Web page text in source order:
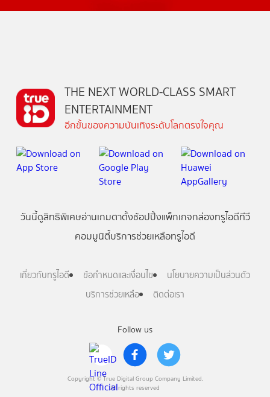
Follow us
Copyright © True Digital Group Company Limited.
All rights reserved
THE NEXT WORLD-CLASS SMART
ENTERTAINMENT
อีกขั้นของความบันเทิงระดับโลกตรงใจคุณ
วันนี้ดูสิทธิพิเศษอ่านเกมตาตั้งช้อปปิ้งแพ็กเกจกล่องทรูไอดีทีวี
คอมมูนิตี้บริการช่วยเหลือทรูไอดี
เกี่ยวกับทรูไอดี ข้อกำหนดและเงื่อนไข
นโยบายความเป็นส่วนตัว
บริการช่วยเหลือ
ติดต่อเรา